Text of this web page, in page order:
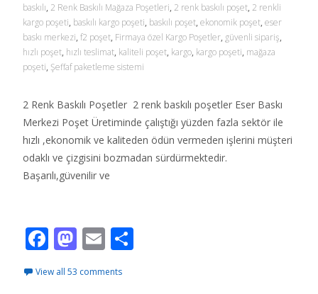
baskılı, 2 Renk Baskılı Mağaza Poşetleri, 2 renk baskılı poşet, 2 renkli
kargo poşeti, baskılı kargo poşeti, baskılı poşet, ekonomik poşet, eser
baskı merkezi, f2 poşet, Firmaya özel Kargo Poşetler, güvenli sipariş,
hızlı poşet, hızlı teslimat, kaliteli poşet, kargo, kargo poşeti, mağaza
poşeti, Şeffaf paketleme sistemi
2 Renk Baskılı Poşetler 2 renk baskılı poşetler Eser Baskı
Merkezi Poşet Üretiminde çalıştığı yüzden fazla sektör ile
hızlı ,ekonomik ve kaliteden ödün vermeden işlerini müşteri
odaklı ve çizgisini bozmadan sürdürmektedir.
Başarılı,güvenilir ve
F
ac
e
M
to
E
m
ai
View all 53 comments